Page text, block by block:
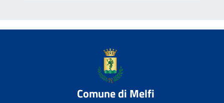
Comune di Melfi